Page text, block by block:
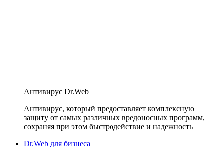
Антивирус Dr.Web
Антивирус, который предоставляет комплексную
защиту от самых различных вредоносных программ,
сохраняя при этом быстродействие и надежность
Dr.Web для бизнеса